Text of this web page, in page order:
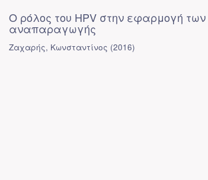
Ο ρόλος του HPV στην εφαρμογή
αναπαραγωγής
Ζαχαρής, Κωνσταντίνος (2016)